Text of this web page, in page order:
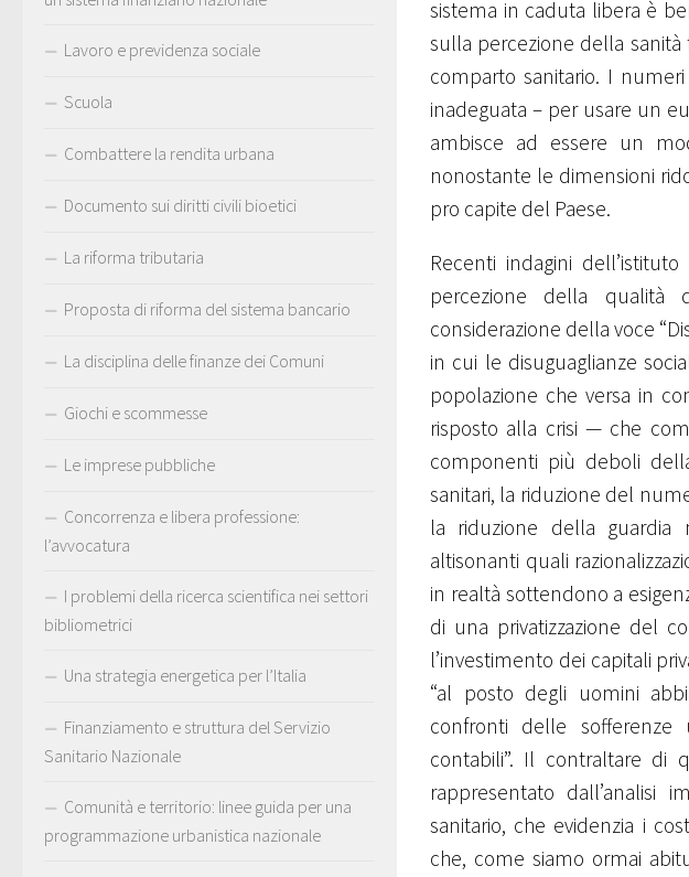
sistema in caduta libera è
sulla percezione della
comparto sanitario. I
inadeguata – per usare un
ambisce ad essere un
nonostante le dimensioni
pro capite del Paese.
Recenti indagini dell’istituto
percezione della
considerazione della voce
in cui le disuguaglianze
popolazione che versa in
risposto alla crisi — che
componenti più deboli
sanitari, la riduzione del
la riduzione della guardia
altisonanti quali
in realtà sottendono a
di una privatizzazione del
l’investimento dei capitali
“al posto degli uomini
confronti delle sofferenze
contabili”. Il contraltare di
rappresentato dall’analisi
sanitario, che evidenzia i
che, come siamo ormai
Lavoro e previdenza sociale
Scuola
Combattere la rendita urbana
Documento sui diritti civili bioetici
La riforma tributaria
Proposta di riforma del sistema bancario
La disciplina delle finanze dei Comuni
Giochi e scommesse
Le imprese pubbliche
Concorrenza e libera professione:
l’avvocatura
I problemi della ricerca scientifica nei settori
bibliometrici
Una strategia energetica per l’Italia
Finanziamento e struttura del Servizio
Sanitario Nazionale
Comunità e territorio: linee guida per una
programmazione urbanistica nazionale